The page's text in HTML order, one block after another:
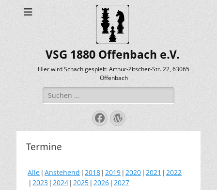
VSG 1880 Offenbach e.V.
Hier wird Schach gespielt: Arthur-Zitscher-Str. 22, 63065
Offenbach
Suche
nach:
Facebook
WordPress
Termine
Alle Anstehend 2018 2019 2020 2021
2022
2023 2024 2025 2026 2027